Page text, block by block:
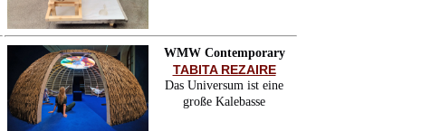
WMW Contemporary
TABITA REZAIRE
Das Universum ist eine
große Kalebasse